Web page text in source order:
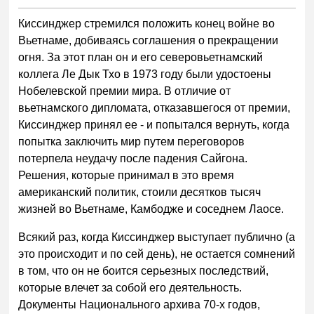
Киссинджер стремился положить конец войне во
Вьетнаме, добиваясь соглашения о прекращении
огня. За этот план он и его северовьетнамский
коллега Ле Дык Тхо в 1973 году были удостоены
Нобелевской премии мира. В отличие от
вьетнамского дипломата, отказавшегося от премии,
Киссинджер принял ее - и попытался вернуть, когда
попытка заключить мир путем переговоров
потерпела неудачу после падения Сайгона.
Решения, которые принимал в это время
американский политик, стоили десятков тысяч
жизней во Вьетнаме, Камбодже и соседнем Лаосе.
Всякий раз, когда Киссинджер выступает публично (а
это происходит и по сей день), не остается сомнений
в том, что он не боится серьезных последствий,
которые влечет за собой его деятельность.
Документы Национального архива 70-х годов,